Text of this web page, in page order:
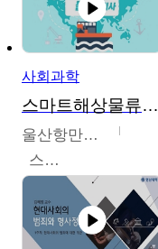
사회과학
스마트해상물류관리사 교육과정2
울산항만공사
스마트해상물류관리사 교육위원회